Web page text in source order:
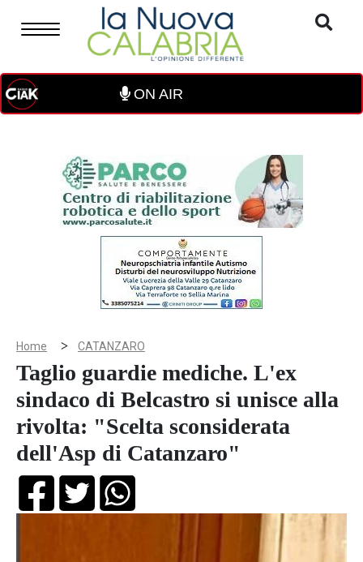
ON AIR
Home > CATANZARO
Taglio guardie mediche. L'ex
sindaco di Belcastro si unisce alla
rivolta: "Scelta sconsiderata
dell'Asp di Catanzaro"